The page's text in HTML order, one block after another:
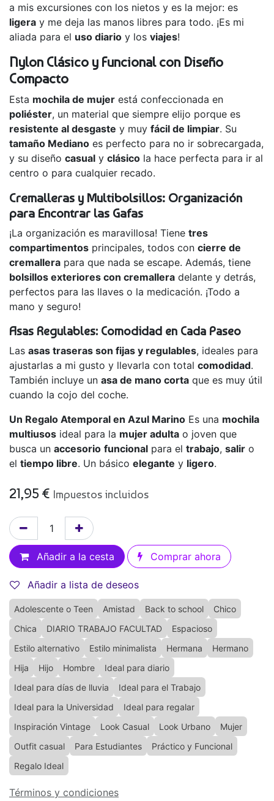
a mis excursiones con los nietos y es la mejor: es
ligera y me deja las manos libres para todo. ¡Es mi
aliada para el uso diario y los viajes!
Nylon Clásico y Funcional con Diseño
Compacto
Esta mochila de mujer está confeccionada en
poliéster, un material que siempre elijo porque es
resistente al desgaste y muy fácil de limpiar. Su
tamaño Mediano es perfecto para no ir sobrecargada,
y su diseño casual y clásico la hace perfecta para ir al
centro o para cualquier recado.
Cremalleras y Multibolsillos: Organización
para Encontrar las Gafas
¡La organización es maravillosa! Tiene tres
compartimentos principales, todos con cierre de
cremallera para que nada se escape. Además, tiene
bolsillos exteriores con cremallera delante y detrás,
perfectos para las llaves o la medicación. ¡Todo a
mano y seguro!
Asas Regulables: Comodidad en Cada Paseo
Las asas traseras son fijas y regulables, ideales para
ajustarlas a mi gusto y llevarla con total comodidad.
También incluye un asa de mano corta que es muy útil
cuando la cojo del coche.
Un Regalo Atemporal en Azul Marino Es una mochila
multiusos ideal para la mujer adulta o joven que
busca un accesorio funcional para el trabajo, salir o
el tiempo libre. Un básico elegante y ligero.
21,95 € Impuestos incluidos
Añadir a la cesta Comprar ahora
Añadir a lista de deseos
Adolescente o Teen Amistad Back to school
Chico
Chica
DIARIO TRABAJO FACULTAD
Espacioso
Estilo alternativo
Estilo minimalista Hermana
Hermano
Hija
Hijo Hombre
Ideal para diario
Ideal para días de lluvia
Ideal para el Trabajo
Ideal para la Universidad
Ideal para regalar
Inspiración Vintage
Look Casual Look Urbano
Mujer
Outfit casual
Para Estudiantes
Práctico y Funcional
Regalo Ideal
Términos y condiciones